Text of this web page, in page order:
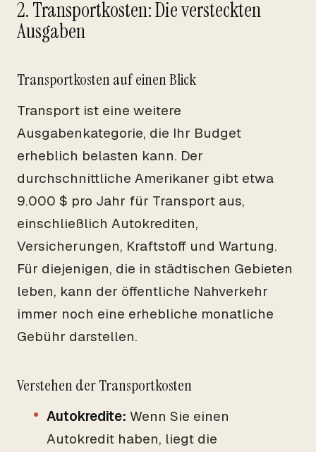
2. Transportkosten: Die versteckten
Ausgaben
Transportkosten auf einen Blick
Transport ist eine weitere
Ausgabenkategorie, die Ihr Budget
erheblich belasten kann. Der
durchschnittliche Amerikaner gibt etwa
9.000 $ pro Jahr für Transport aus,
einschließlich Autokrediten,
Versicherungen, Kraftstoff und Wartung.
Für diejenigen, die in städtischen Gebieten
leben, kann der öffentliche Nahverkehr
immer noch eine erhebliche monatliche
Gebühr darstellen.
Verstehen der Transportkosten
Autokredite: Wenn Sie einen
Autokredit haben, liegt die